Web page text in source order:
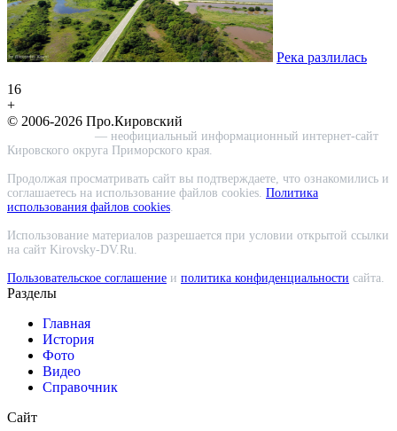
Река разлилась
16
+
© 2006-2026 Про.Кировский
— неофициальный информационный интернет-сайт
Кировского округа Приморского края.
Продолжая просматривать сайт вы подтверждаете, что ознакомились и
соглашаетесь на использование файлов cookies. Политика
использования файлов cookies.
Использование материалов разрешается при условии открытой ссылки
на сайт Kirovsky-DV.Ru.
Пользовательское соглашение и политика конфиденциальности сайта.
Разделы
Главная
История
Фото
Видео
Справочник
Сайт